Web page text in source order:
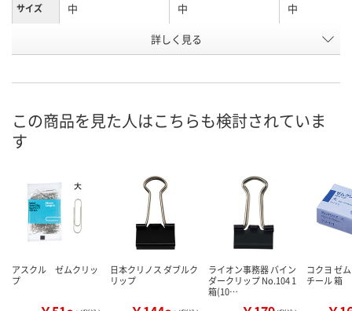
サイズ 中 中 中
EW96046 EW96030
お届け日 8月20日（木）予定 8月25日（火）まで 8月25日（火）
数量
カゴへ カゴへ カ
詳しく見る
この商品を見た人はこちらも検討されていま
す
アスクル ゼムクリッ
プ
日本クリノス ダブルク
リップ
ライオン事務器 バイン
ダークリップ No.104 1
箱(10…
コクヨ ゼ
チール 箱